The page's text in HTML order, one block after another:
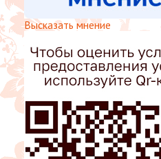
Высказать мнение